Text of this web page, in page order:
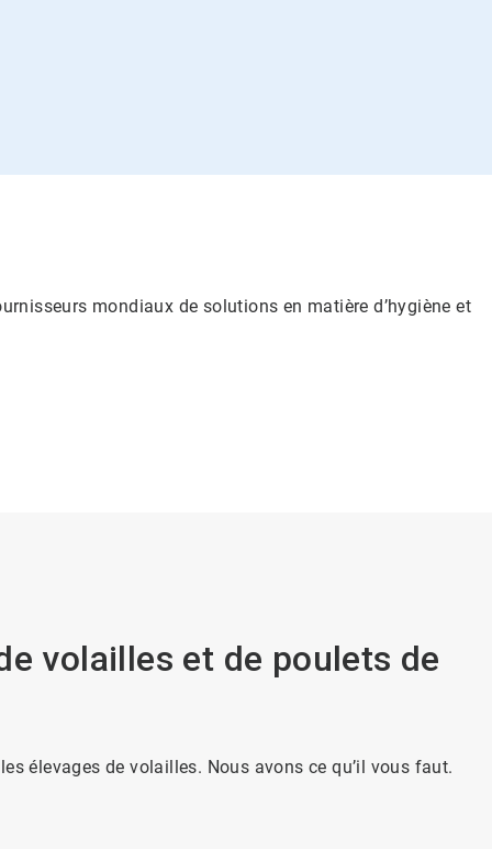
mondiaux de solutions en matière d’hygiène et
volailles et de poulets de
élevages de volailles. Nous avons ce qu’il vous faut.